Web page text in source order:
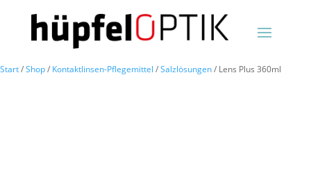
Start/Shop/ Kontaktlinsen-Pflegemittel /Salzlösungen/ Lens Plus 360ml